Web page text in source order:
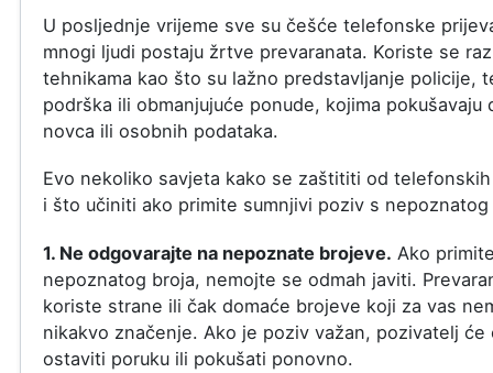
U posljednje vrijeme sve su češće telefonske
mnogi ljudi postaju žrtve prevaranata. Koriste se
tehnikama kao što su lažno predstavljanje policije,
podrška ili obmanjujuće ponude, kojima pokušavaju
novca ili osobnih podataka.
Evo nekoliko savjeta kako se zaštititi od
i što učiniti ako primite sumnjivi poziv s nepoznatog
1. Ne odgovarajte na nepoznate brojeve. Ako
nepoznatog broja, nemojte se odmah javiti.
koriste strane ili čak domaće brojeve koji za vas
nikakvo značenje. Ako je poziv važan, pozivatelj će
ostaviti poruku ili pokušati ponovno.